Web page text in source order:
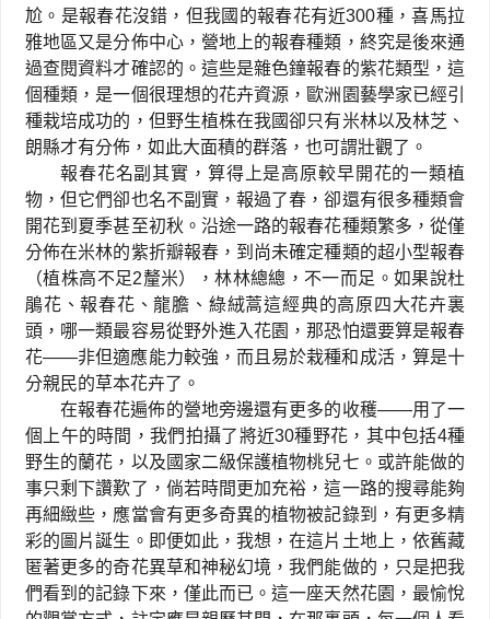
尬。是報春花沒錯，但我國的報春花有近300種，喜馬拉
雅地區又是分佈中心，營地上的報春種類，終究是後來通
過查閱資料才確認的。這些是雜色鐘報春的紫花類型，這
個種類，是一個很理想的花卉資源，歐洲園藝學家已經引
種栽培成功的，但野生植株在我國卻只有米林以及林芝、
朗縣才有分佈，如此大面積的群落，也可謂壯觀了。
報春花名副其實，算得上是高原較早開花的一類植
物，但它們卻也名不副實，報過了春，卻還有很多種類會
開花到夏季甚至初秋。沿途一路的報春花種類繁多，從僅
分佈在米林的紫折瓣報春，到尚未確定種類的超小型報春
（植株高不足2釐米），林林總總，不一而足。如果說杜
鵑花、報春花、龍膽、綠絨蒿這經典的高原四大花卉裏
頭，哪一類最容易從野外進入花園，那恐怕還要算是報春
花——非但適應能力較強，而且易於栽種和成活，算是十
分親民的草本花卉了。
在報春花遍佈的營地旁邊還有更多的收穫——用了一
個上午的時間，我們拍攝了將近30種野花，其中包括4種
野生的蘭花，以及國家二級保護植物桃兒七。或許能做的
事只剩下讚歎了，倘若時間更加充裕，這一路的搜尋能夠
再細緻些，應當會有更多奇異的植物被記錄到，有更多精
彩的圖片誕生。即便如此，我想，在這片土地上，依舊藏
匿著更多的奇花異草和神秘幻境，我們能做的，只是把我
們看到的記錄下來，僅此而已。這一座天然花園，最愉悅